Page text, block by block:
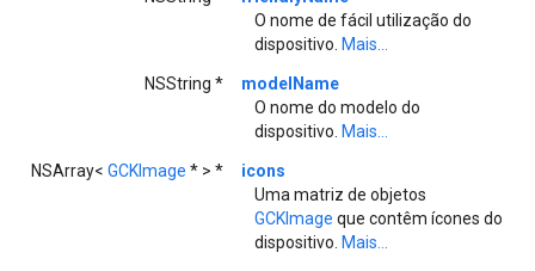
O nome de fácil utilização do
dispositivo. Mais...
NSString *
modelName
O nome do modelo do
dispositivo. Mais...
NSArray< GCKImage * > *
icons
Uma matriz de objetos
GCKImage que contêm ícones do
dispositivo. Mais...